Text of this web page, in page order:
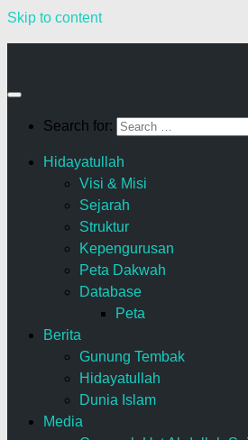
Skip to content
Search for:
Hidayatullah
Visi & Misi
Sejarah
Struktur
Kepengurusan
Peta Dakwah
Database
Peta
Berita
Gunung Tembak
Hidayatullah
Dunia Islam
Media